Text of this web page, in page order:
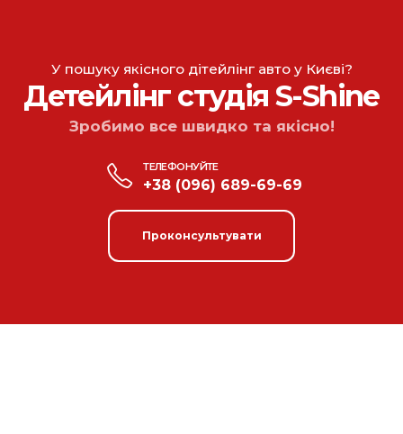
У пошуку якісного дітейлінг авто у Києві?
Детейлінг студія S-Shine
Зробимо все швидко та якісно!
ТЕЛЕФОНУЙТЕ
+38 (096) 689-69-69
Проконсультувати